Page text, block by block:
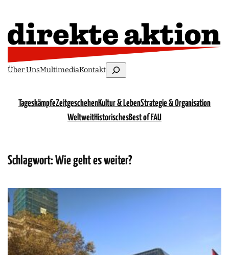
Über UnsMultimediaKontaktSuchen
TageskämpfeZeitgeschehenKultur & LebenStrategie & Organisation
WeltweitHistorischesBest of FAU
Schlagwort:Wie geht es weiter?